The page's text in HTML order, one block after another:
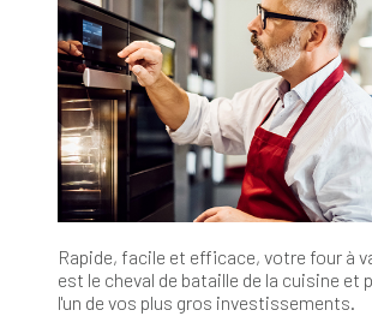
Rapide, facile et efficace, votre four à
est le cheval de bataille de la cuisine et
l'un de vos plus gros investissements.